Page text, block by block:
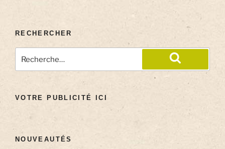
RECHERCHER
VOTRE PUBLICITÉ ICI
NOUVEAUTÉS